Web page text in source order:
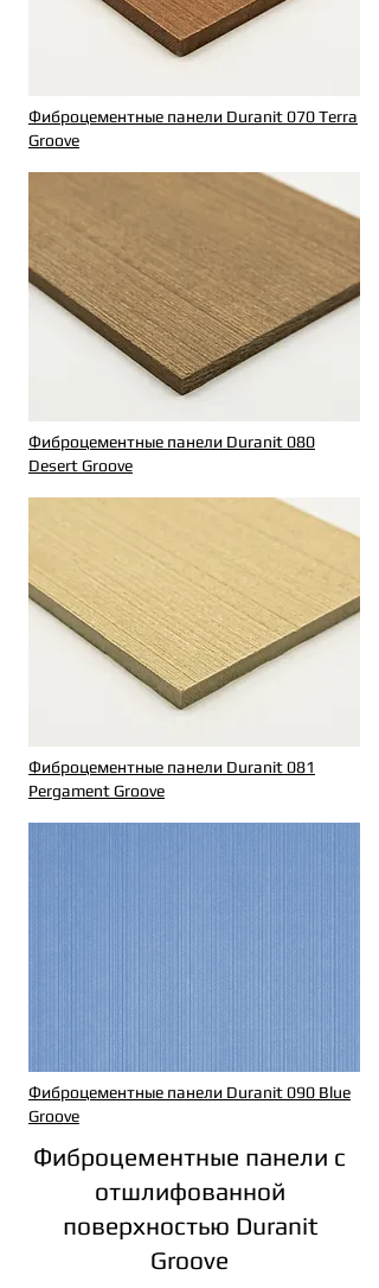
Фиброцементные панели Duranit 070 Terra
Groove
Фиброцементные панели Duranit 080
Desert Groove
Фиброцементные панели Duranit 081
Pergament Groove
Фиброцементные панели Duranit 090 Blue
Groove
Фиброцементные панели c
отшлифованной
поверхностью Duranit
Groove